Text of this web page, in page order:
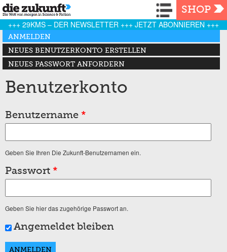
Navigation
SHOP
+++ 29KMS – DER NEWSLETTER +++ JETZT ABONNIEREN +++
Haupt-Reiter
ANMELDEN
(AKTIVER REITER)
NEUES BENUTZERKONTO ERSTELLEN
NEUES PASSWORT ANFORDERN
Benutzerkonto
Benutzername *
Geben Sie Ihren Die Zukunft-Benutzernamen ein.
Passwort *
Geben Sie hier das zugehörige Passwort an.
Angemeldet bleiben